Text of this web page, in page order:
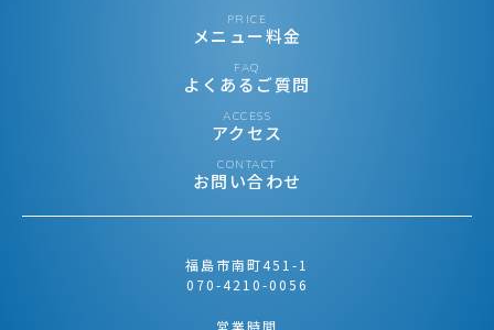
PRICE
メニュー料金
FAQ
よくあるご質問
ACCESS
アクセス
CONTACT
お問い合わせ
福島市南町451-1
070-4210-0056
営業時間